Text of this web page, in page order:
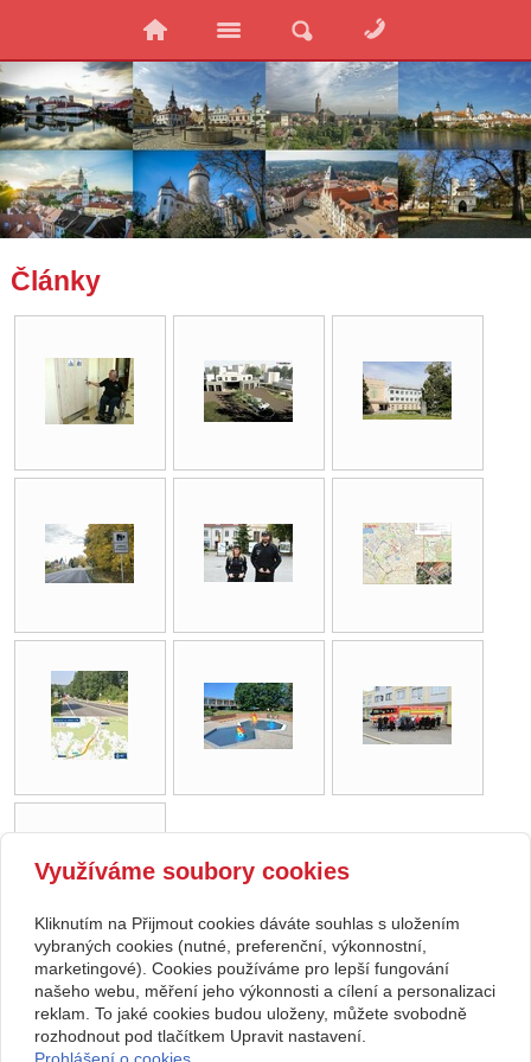
Články
zpět
Využíváme soubory cookies
Kliknutím na Přijmout cookies dáváte souhlas s uložením
vybraných cookies (nutné, preferenční, výkonnostní,
marketingové). Cookies používáme pro lepší fungování
našeho webu, měření jeho výkonnosti a cílení a personalizaci
reklam. To jaké cookies budou uloženy, můžete svobodně
rozhodnout pod tlačítkem Upravit nastavení.